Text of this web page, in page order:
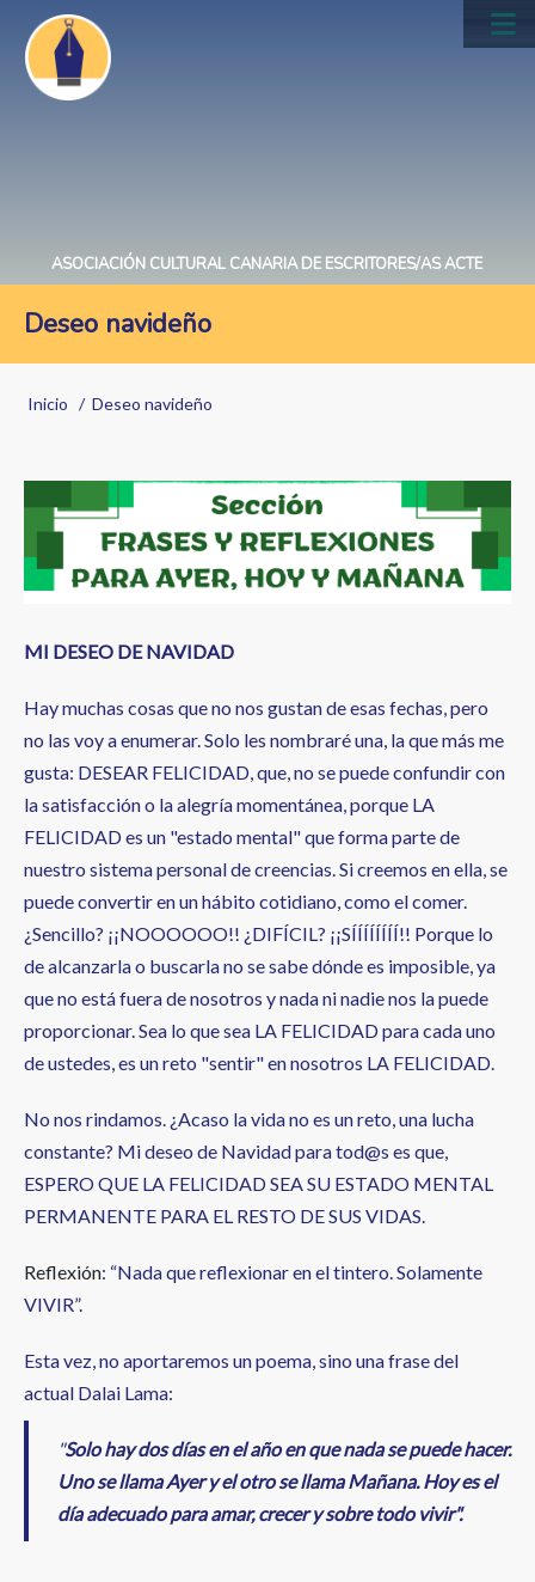
Pasar
contenido
principal
ASOCIACIÓN CULTURAL CANARIA DE ESCRITORES/AS ACTE
Deseo navideño
Sobrescribir
de
ayuda
a
la
Inicio Deseo navideño
MI DESEO DE NAVIDAD
Hay muchas cosas que no nos gustan de esas fechas, pero
no las voy a enumerar. Solo les nombraré una, la que más me
gusta: DESEAR FELICIDAD, que, no se puede confundir con
la satisfacción o la alegría momentánea, porque LA
FELICIDAD es un "estado mental" que forma parte de
nuestro sistema personal de creencias. Si creemos en ella, se
puede convertir en un hábito cotidiano, como el comer.
¿Sencillo? ¡¡NOOOOOO!! ¿DIFÍCIL? ¡¡SÍÍÍÍÍÍÍÍ!! Porque lo
de alcanzarla o buscarla no se sabe dónde es imposible, ya
que no está fuera de nosotros y nada ni nadie nos la puede
proporcionar. Sea lo que sea LA FELICIDAD para cada uno
de ustedes, es un reto "sentir" en nosotros LA FELICIDAD.
No nos rindamos. ¿Acaso la vida no es un reto, una lucha
constante? Mi deseo de Navidad para tod@s es que,
ESPERO QUE LA FELICIDAD SEA SU ESTADO MENTAL
PERMANENTE PARA EL RESTO DE SUS VIDAS.
Reflexión: “Nada que reflexionar en el tintero. Solamente
VIVIR”.
Esta vez, no aportaremos un poema, sino una frase del
actual Dalai Lama:
"Solo hay dos días en el año en que nada se puede hacer.
Uno se llama Ayer y el otro se llama Mañana. Hoy es el
día adecuado para amar, crecer y sobre todo vivir".